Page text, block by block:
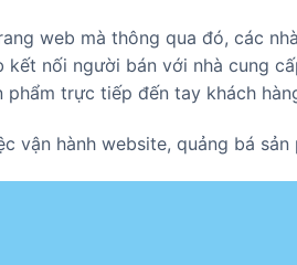
web mà thông qua đó, các
nối người bán với nhà cung
phẩm trực tiếp đến tay khách
vận hành website, quảng bá sản